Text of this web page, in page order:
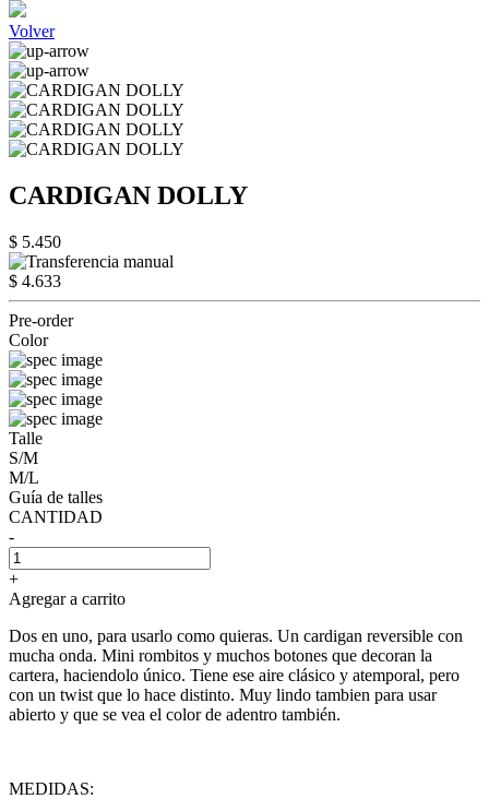
Volver
CARDIGAN DOLLY
$ 5.450
$ 4.633
Pre-order
Color
Talle
S/M
M/L
Guía de talles
CANTIDAD
-
+
Agregar a carrito
Dos en uno, para usarlo como quieras. Un cardigan reversible con
mucha onda. Mini rombitos y muchos botones que decoran la
cartera, haciendolo único. Tiene ese aire clásico y atemporal, pero
con un twist que lo hace distinto. Muy lindo tambien para usar
abierto y que se vea el color de adentro también.
MEDIDAS: